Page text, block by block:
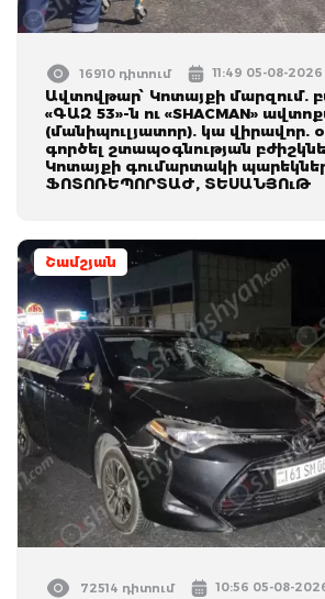
16910 դիտում 11:49 05-08-2026
Ավտովթար՝ Կոտայքի մարզում.
«ԳԱԶ 53»-ն ու «SHACMAN»
(մանիպուլյատոր). կա վիրավոր.
գործել շտապօգնության
Կոտայքի գումարտակի
ՖՈՏՈՌԵՊՈՐՏԱԺ, ՏԵՍԱՆՅՈւԹ
Շամշյան
72514 դիտում 10:56 05-08-